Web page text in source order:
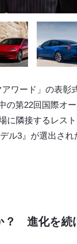
ワード 」の表彰
の第22回国際オ
に隣接するレス
ル3』が選出され
？ 進化を続